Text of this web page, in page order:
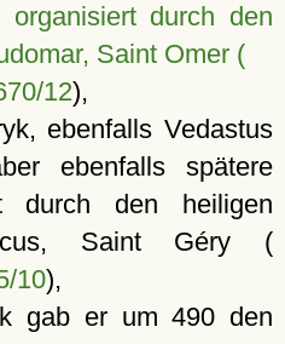
durch den
Saint Omer (
12),
ebenfalls Vedastus
ebenfalls spätere
durch den heiligen
Saint Géry (
10),
gab er um 490 den